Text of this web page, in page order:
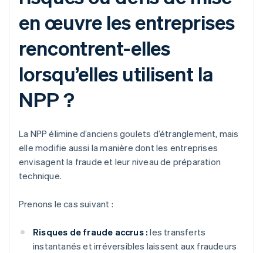
en œuvre les entreprises
rencontrent-elles
lorsqu’elles utilisent la
NPP ?
La NPP élimine d’anciens goulets d’étranglement, mais
elle modifie aussi la manière dont les entreprises
envisagent la fraude et leur niveau de préparation
technique.
Prenons le cas suivant :
Risques de fraude accrus : les transferts
instantanés et irréversibles laissent aux fraudeurs